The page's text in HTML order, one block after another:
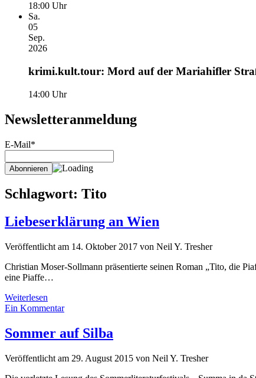
18:00 Uhr
Sa.
05
Sep.
2026
krimi.kult.tour: Mord auf der Mariahifler
14:00 Uhr
Newsletteranmeldung
E-Mail*
Schlagwort: Tito
Liebeserklärung an Wien
Veröffentlicht am 14. Oktober 2017 von Neil Y. Tresher
Christian Moser-Sollmann präsentierte seinen Roman „Tito, die
eine Piaffe…
Weiterlesen
an
Ein Kommentar
Sommer auf Silba
Veröffentlicht am 29. August 2015 von Neil Y. Tresher